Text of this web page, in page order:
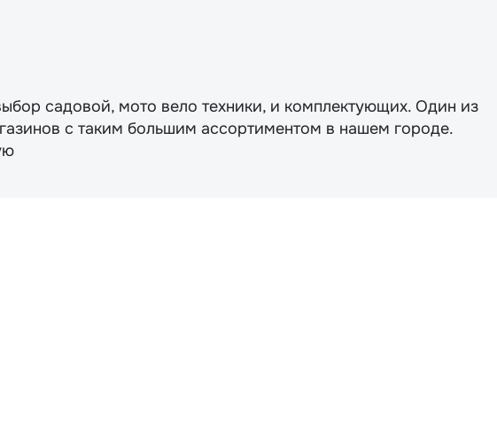
садовой, мото вело техники, и комплектующих. Один из
с таким большим ассортиментом в нашем городе.